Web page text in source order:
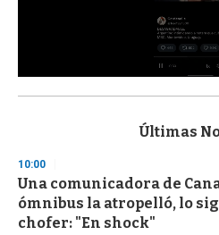
s
d
s
o
f
3
Últimas
10:00
Una comunicadora de
ómnibus la atropelló, lo
chofer: "En shock"